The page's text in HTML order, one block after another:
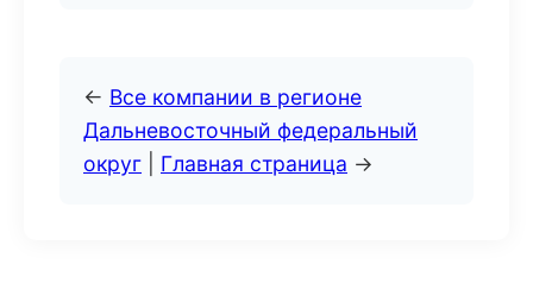
← Все компании в регионе
Дальневосточный федеральный
округ
Главная страница →